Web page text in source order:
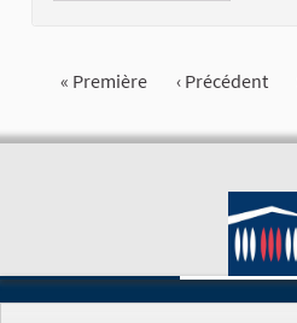
« Première ‹ Précédent